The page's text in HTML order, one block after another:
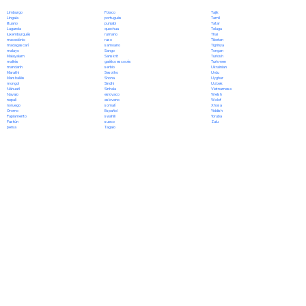
Limburgo
Lingala
lituano
Luganda
luxemburgués
macedónio
madagascarí
malayo
Malayalam
maltés
mandarín
Marathi
Marshallés
mongol
Náhuatl
Navajo
nepalí
noruego
Oromo
Papiamento
Pastún
persa
Polaco
portugués
punjabi
quechua
rumano
ruso
samoano
Sango
Sanskrit
gaélico escocés
serbio
Sesotho
Shona
Sindhi
Sinhala
eslovaco
esloveno
somalí
Español
swahili
sueco
Tagalo
Tajik
Tamil
Tatar
Telugu
Thai
Tibetan
Tigrinya
Tongan
Turkish
Turkmen
Ukrainian
Urdu
Uyghur
Uzbek
Vietnamese
Welsh
Wolof
Xhosa
Yiddish
Yoruba
Zulu